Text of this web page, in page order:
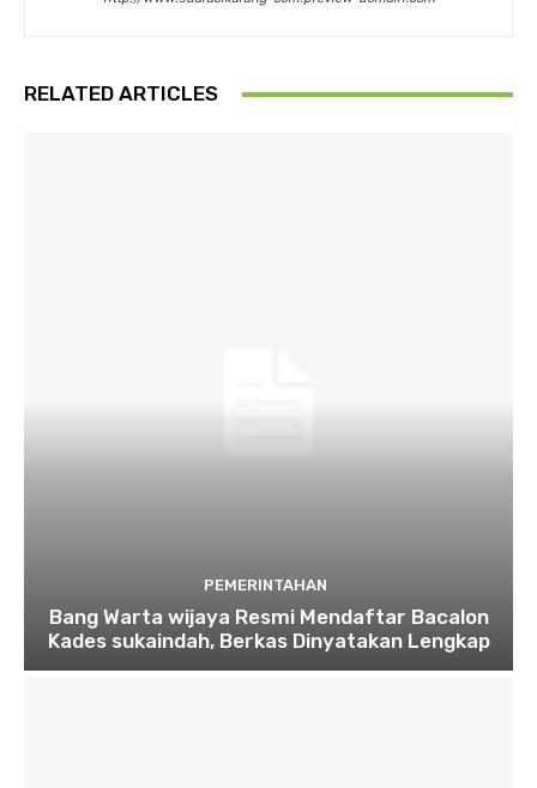
RELATED ARTICLES
PEMERINTAHAN
Bang Warta wijaya Resmi Mendaftar Bacalon
Kades sukaindah, Berkas Dinyatakan Lengkap